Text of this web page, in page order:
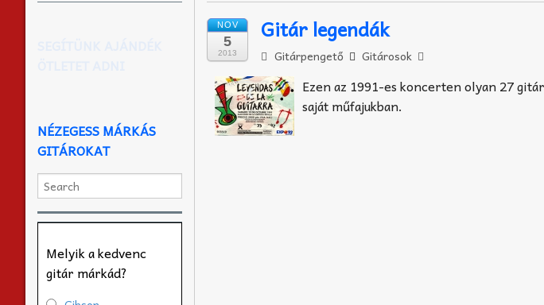
NOV
5
2013
Gitár legendák
Gitárpengető Gitárosok
Ezen az 1991-es koncerten olyan 27
saját műfajukban.
NÉZEGESS MÁRKÁS
GITÁROKAT
Melyik a kedvenc
gitár márkád?